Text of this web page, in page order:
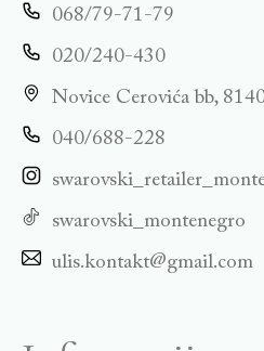
068/79-71-79
020/240-430
Novice Cerovića bb,
040/688-228
swarovski_montenegro
ulis.kontakt@gmail.com